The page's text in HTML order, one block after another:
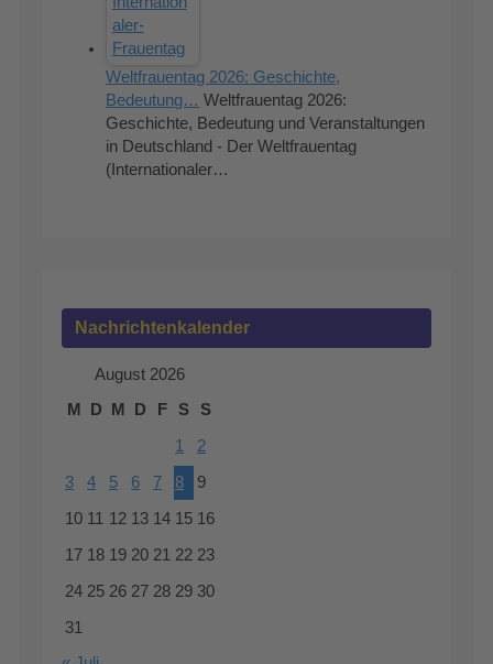
Weltfrauentag 2026: Geschichte,
Bedeutung… Weltfrauentag 2026:
Geschichte, Bedeutung und Veranstaltungen
in Deutschland - Der Weltfrauentag
(Internationaler…
Nachrichtenkalender
August 2026
M
D M D F S S
1 2
3 4 5 6 7 8 9
10 11 12 13 14 15 16
17 18 19 20 21 22 23
24 25 26 27 28 29 30
31